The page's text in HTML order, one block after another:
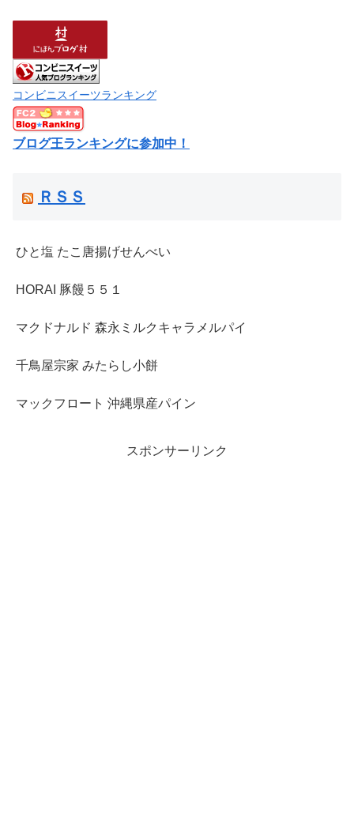
コンビニスイーツランキング
ブログ王ランキングに参加中！
ＲＳＳ
ひと塩 たこ唐揚げせんべい
HORAI 豚饅５５１
マクドナルド 森永ミルクキャラメルパイ
千鳥屋宗家 みたらし小餅
マックフロート 沖縄県産パイン
スポンサーリンク